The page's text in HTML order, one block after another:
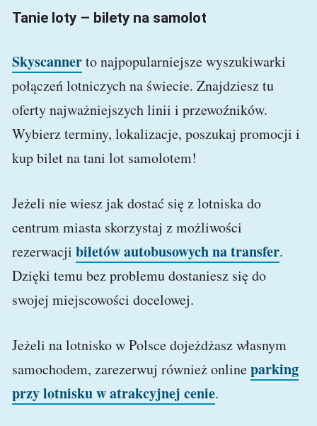
Tanie loty – bilety na samolot
Skyscannerto najpopularniejsze wyszukiwarki
połączeń lotniczych na świecie. Znajdziesz tu
oferty najważniejszych linii i przewoźników.
Wybierz terminy, lokalizacje, poszukaj promocji i
kup bilet na tani lot samolotem!
Jeżeli nie wiesz jak dostać się z lotniska do
centrum miasta skorzystaj z możliwości
rezerwacji biletów autobusowych na transfer.
Dzięki temu bez problemu dostaniesz się do
swojej miejscowości docelowej.
Jeżeli na lotnisko w Polsce dojeżdżasz własnym
samochodem, zarezerwuj również onlineparking
przy lotnisku w atrakcyjnej cenie.